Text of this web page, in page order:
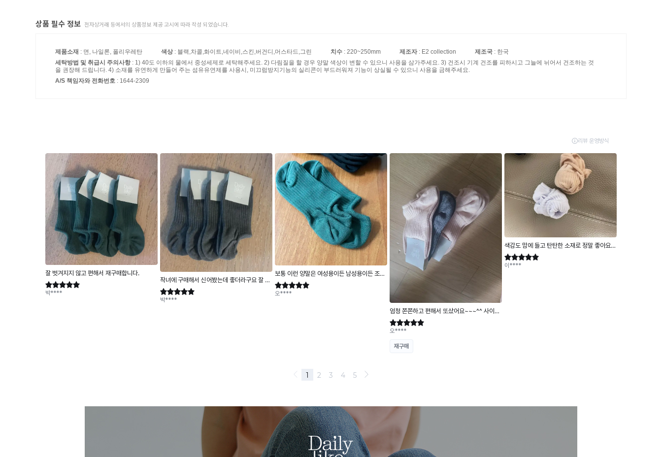
상품 필수 정보 전자상거래 등에서의 상품정보 제공 고시에 따라 작성 되었습니다.
제품소재 : 면, 나일론, 폴리우레탄 색상: 블랙,차콜,화이트,네이비,스킨,버건디,머스타드,그린 치수 : 220~250mm 제조자: E2 collection 제조국 : 한국
세탁방법 및 취급시 주의사항: 1) 40도 이하의 물에서 중성세제로 세탁해주세요. 2) 다림질을 할 경우 양말 색상이 변할 수 있으니 사용을 삼가주세요. 3) 건조시 기계 건조를 피하시고 그늘에 뉘어서 건조하는 것
을 권장해 드립니다. 4) 소재를 유연하게 만들어 주는 섬유유연제를 사용시, 미끄럼방지기능의 실리콘이 부드러워져 기능이 상실될 수 있으니 사용을 금해주세요.
A/S 책임자와 전화번호 : 1644-2309